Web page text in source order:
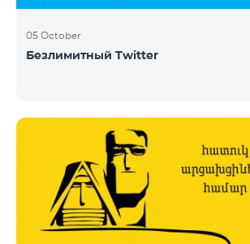
05 October
Безлимитный Twitter